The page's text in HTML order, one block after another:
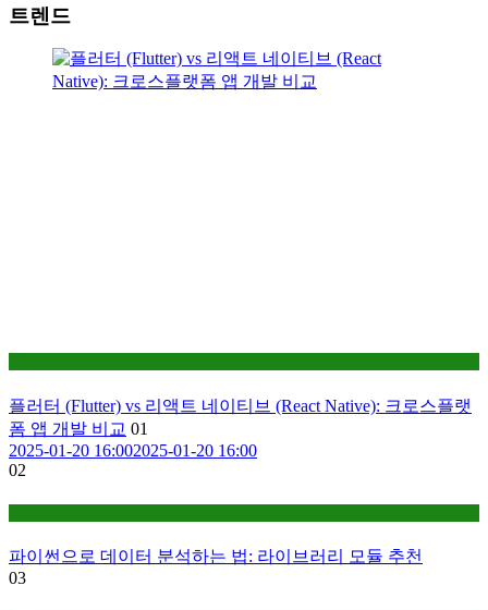
트렌드
플러터 (Flutter) vs 리액트 네이티브 (React Native): 크로스플랫
폼 앱 개발 비교 01
2025-01-20 16:002025-01-20 16:00
02
파이썬으로 데이터 분석하는 법: 라이브러리 모듈 추천
03